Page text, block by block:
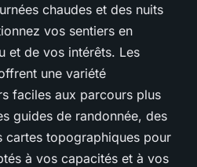
chaudes et des nuits
vos sentiers en
et de vos intérêts. Les
une variété
faciles aux parcours plus
guides de randonnée, des
cartes topographiques pour
à vos capacités et à vos